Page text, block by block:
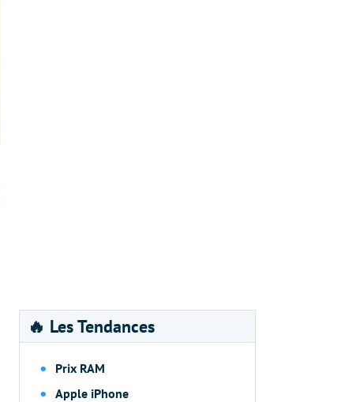
🔥 Les Tendances
Prix RAM
Apple iPhone